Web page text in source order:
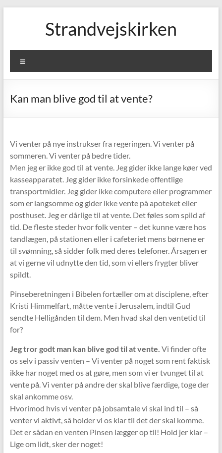
Strandvejskirken
Kan man blive god til at vente?
Vi venter på nye instrukser fra regeringen. Vi venter på
sommeren. Vi venter på bedre tider.
Men jeg er ikke god til at vente. Jeg gider ikke lange køer ved
kasseapparatet. Jeg gider ikke forsinkede offentlige
transportmidler. Jeg gider ikke computere eller programmer
som er langsomme og gider ikke vente på apoteket eller
posthuset. Jeg er dårlige til at vente. Det føles som spild af
tid. De fleste steder hvor folk venter – det kunne være hos
tandlægen, på stationen eller i cafeteriet mens børnene er
til svømning, så sidder folk med deres telefoner. Årsagen er
at vi gerne vil udnytte den tid, som vi ellers frygter bliver
spildt.
Pinseberetningen i Bibelen fortæller om at disciplene, efter
Kristi Himmelfart, måtte vente i Jerusalem, indtil Gud
sendte Helligånden til dem. Men hvad skal den ventetid til
for?
Jeg tror godt man kan blive god til at vente. Vi finder ofte
os selv i passiv venten – Vi venter på noget som rent faktisk
ikke har noget med os at gøre, men som vi er tvunget til at
vente på. Vi venter på andre der skal blive færdige, toge der
skal ankomme osv.
Hvorimod hvis vi venter på jobsamtale vi skal ind til – så
venter vi aktivt, så holder vi os klar til det der skal komme.
Det er sådan en venten Pinsen lægger op til! Hold jer klar –
Lige om lidt, sker der noget!